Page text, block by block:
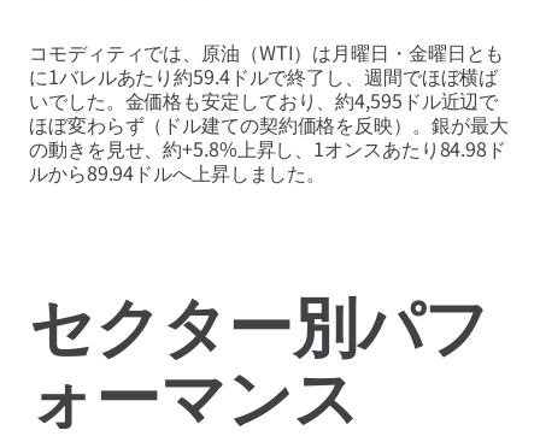
コモディティでは、原油（WTI）は月曜日・金曜日とも
に1バレルあたり約59.4ドルで終了し、週間でほぼ横ば
いでした。金価格も安定しており、約4,595ドル近辺で
ほぼ変わらず（ドル建ての契約価格を反映）。銀が最大
の動きを見せ、約+5.8%上昇し、1オンスあたり84.98ド
ルから89.94ドルへ上昇しました。
セクター別パフ
ォーマンス